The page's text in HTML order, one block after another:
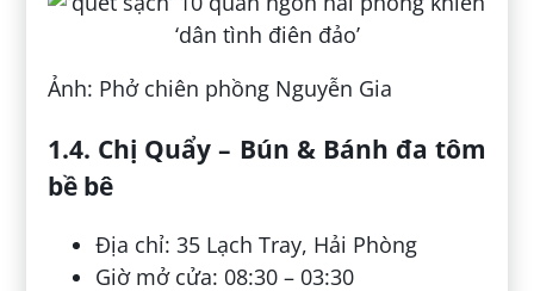
Ảnh: Phở chiên phồng Nguyễn Gia
1.4. Chị Quẩy – Bún & Bánh đa tôm
bề bê
Địa chỉ: 35 Lạch Tray, Hải Phòng
Giờ mở cửa: 08:30 – 03:30